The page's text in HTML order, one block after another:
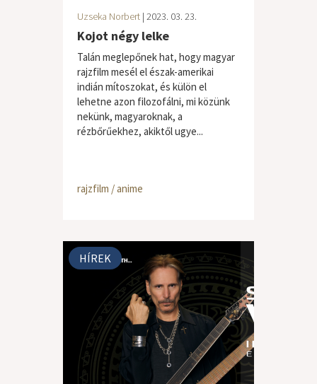
Uzseka Norbert | 2023. 03. 23.
Kojot négy lelke
Talán meglepőnek hat, hogy magyar
rajzfilm mesél el észak-amerikai
indián mítoszokat, és külön el
lehetne azon filozofálni, mi közünk
nekünk, magyaroknak, a
rézbőrűekhez, akiktől ugye...
rajzfilm / anime
HÍREK